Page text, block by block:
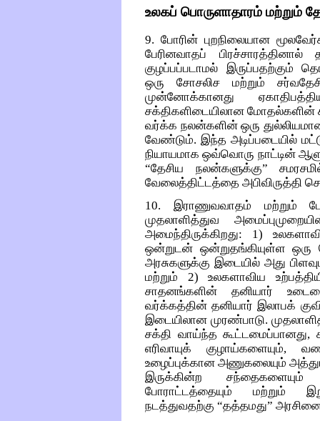
உலகப் பொருளாதாரம் மற்றும்
9. போரின் புறநிலையான
பேரினவாதப்
குழப்பப்படாமல் இருப்பதற்கும்
ஒரு சோசலிச மற்றும்
முன்னோக்கானது
சக்திகளிடையிலான மோதல்களின்
வர்க்க நலன்களின் ஒரு
வேண்டும். இந்த அடிப்படையில்
நியாயமாக ஒவ்வொரு நாட்டின்
“தேசிய நலன்களுக்கு”
வேலைத்திட்டத்தை அபிவிருத்தி
10. இராணுவவாதம் மற்றும்
முதலாளித்துவ
அமைந்திருக்கிறது: 1)
ஒன்றுடன் ஒன்றுதங்கியுள்ள ஒரு
அரசுகளுக்கு இடையில் அது
மற்றும் 2) உலகளாவிய
சாதனங்களின் தனியார்
வர்க்கத்தின் தனியார் இலாபக்
இடையிலான முரண்பாடு.
சக்தி வாய்ந்த
எரிவாயுக் குழாய்களையும்,
உழைப்புக்கான அணுகலையும்
இருக்கின்ற சந்தைகளையும்
போராட்டத்தையும் மற்றும்
நடத்துவதற்கு “தத்தமது”